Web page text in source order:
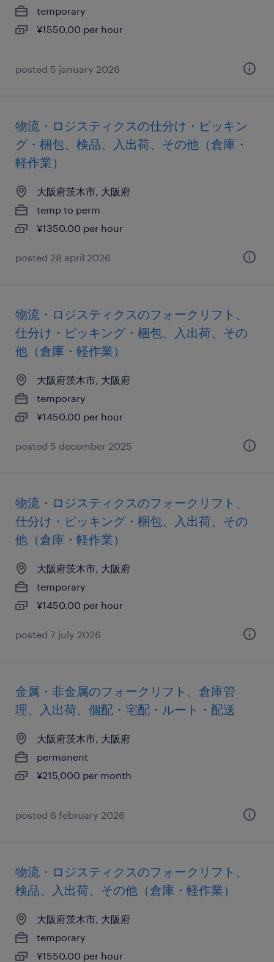
temporary
¥1550.00 per hour
posted 5 january 2026
物流・ロジスティクスの仕分け・ピッキン
グ・梱包、検品、入出荷、その他（倉庫・
軽作業）
大阪府茨木市, 大阪府
temp to perm
¥1350.00 per hour
posted 28 april 2026
物流・ロジスティクスのフォークリフト、
仕分け・ピッキング・梱包、入出荷、その
他（倉庫・軽作業）
大阪府茨木市, 大阪府
temporary
¥1450.00 per hour
posted 5 december 2025
物流・ロジスティクスのフォークリフト、
仕分け・ピッキング・梱包、入出荷、その
他（倉庫・軽作業）
大阪府茨木市, 大阪府
temporary
¥1450.00 per hour
posted 7 july 2026
金属・非金属のフォークリフト、倉庫管
理、入出荷、個配・宅配・ルート・配送
大阪府茨木市, 大阪府
permanent
¥215,000 per month
posted 6 february 2026
物流・ロジスティクスのフォークリフト、
検品、入出荷、その他（倉庫・軽作業）
大阪府茨木市, 大阪府
temporary
¥1550.00 per hour